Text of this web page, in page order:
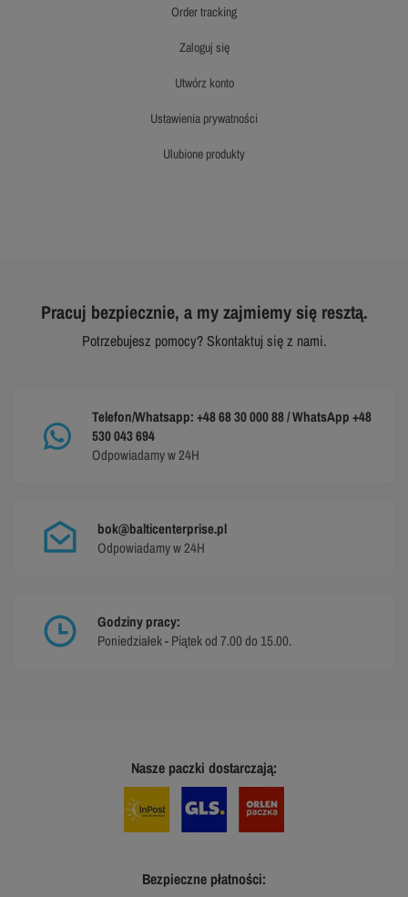
order tracking
zaloguj się
utwórz konto
ustawienia prywatności
ulubione produkty
Pracuj bezpiecznie, a my zajmiemy się resztą.
Potrzebujesz pomocy? Skontaktuj się z nami.
Telefon/Whatsapp: +48 68 30 000 88 / WhatsApp +48
530 043 694
Odpowiadamy w 24H
bok@balticenterprise.pl
Odpowiadamy w 24H
Godziny pracy:
Poniedziałek - Piątek od 7.00 do 15.00.
Nasze paczki dostarczają:
Bezpieczne płatności: